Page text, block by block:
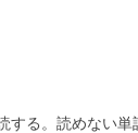
る。読めない単